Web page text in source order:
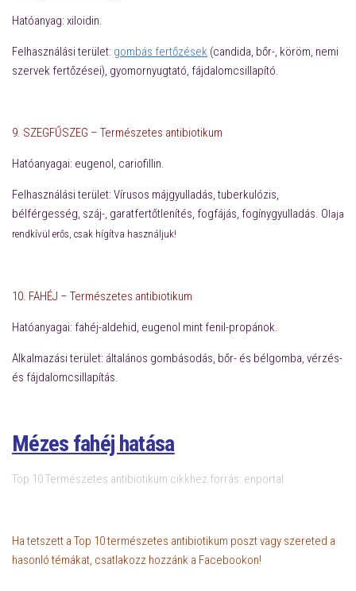
Hatóanyag: xiloidin.
Felhasználási terület: gombás fertőzések (candida, bőr-, köröm, nemi
szervek fertőzései), gyomornyugtató, fájdalomcsillapító.
9. SZEGFŰSZEG – Természetes antibiotikum
Hatóanyagai: eugenol, cariofillin.
Felhasználási terület: Vírusos májgyulladás, tuberkulózis,
bélférgesség, száj-, garatfertőtlenítés, fogfájás, fogínygyulladás. O laja
rendkívül erős, csak hígítva használjuk!
10. FAHÉJ – Természetes antibiotikum
Hatóanyagai: fahéj-aldehid, eugenol mint fenil-propánok.
Alkalmazási terület: általános gombásodás, bőr- és bélgomba, vérzés-
és fájdalomcsillapítás.
Mézes fahéj hatása
Top 10 Természetes antibiotikum cikkhez forrás: enportal
Ha tetszett a Top 10 természetes antibiotikum poszt vagy szereted a
hasonló témákat, csatlakozz hozzánk a Facebookon!